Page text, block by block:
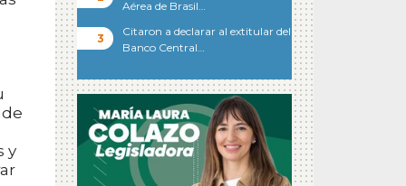
y
Aérea de Brasil…
Citaron a declarar al extitular del
Banco Central…